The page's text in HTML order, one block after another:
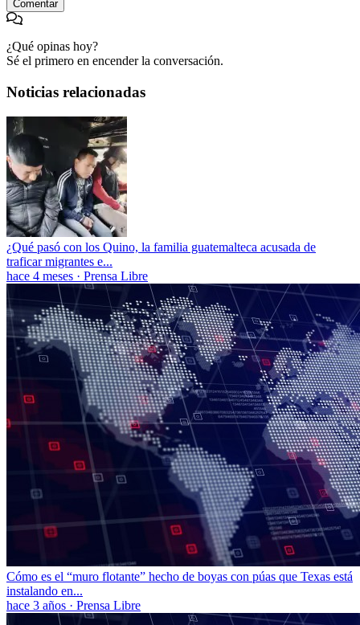
Comentar
¿Qué opinas hoy?
Sé el primero en encender la conversación.
Noticias relacionadas
¿Qué pasó con los Quino, la familia guatemalteca acusada de
traficar migrantes e...
hace 4 meses · Prensa Libre
Cómo es el “muro flotante” hecho de boyas con púas que Texas está
instalando en...
hace 3 años · Prensa Libre